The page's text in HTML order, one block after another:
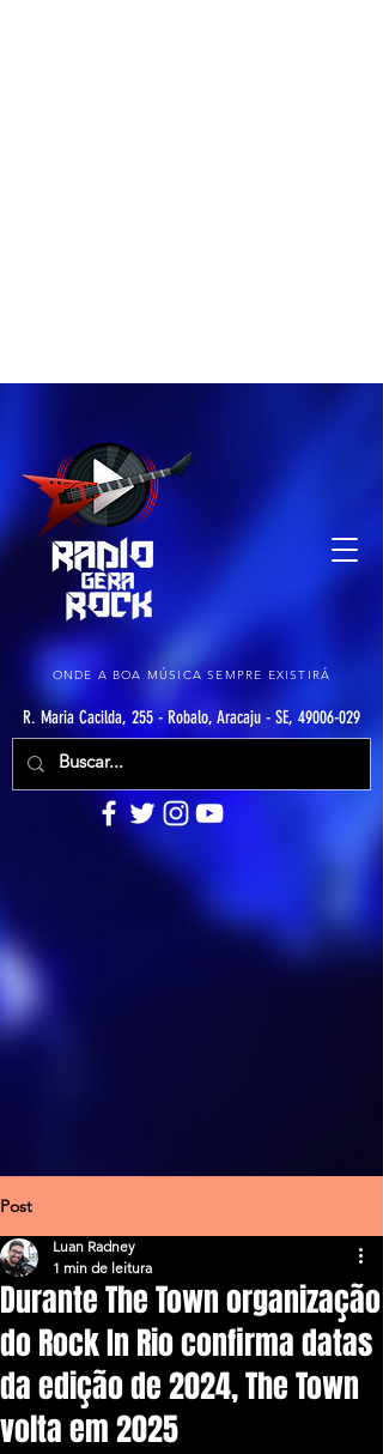
ONDE A BOA MÚSICA SEMPRE EXISTIRÁ
R. Maria Cacilda, 255 - Robalo, Aracaju - SE, 49006-029
Post
Durante The Town organização
do Rock In Rio confirma datas
da edição de 2024, The Town
volta em 2025
Luan Radney
1 min de leitura